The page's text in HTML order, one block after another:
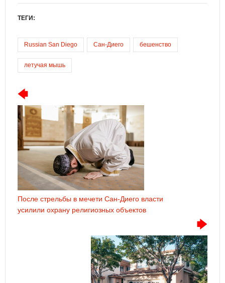
ТЕГИ:
Russian San Diego Сан-Диего бешенство
летучая мышь
После стрельбы в мечети Сан-Диего власти
усилили охрану религиозных объектов